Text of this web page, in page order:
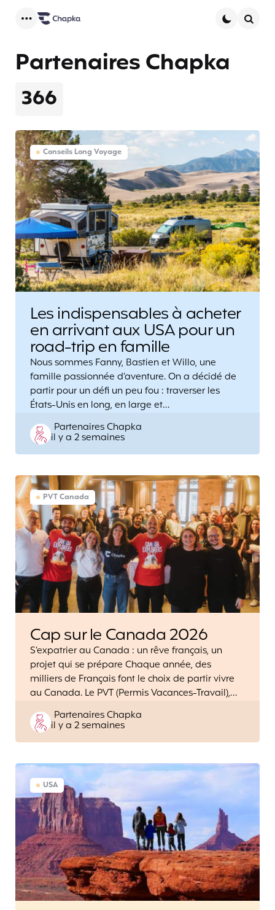
366
Partenaires Chapka
Conseils Long Voyage
Les indispensables à acheter
en arrivant aux USA pour un
road-trip en famille
Nous sommes Fanny, Bastien et Willo, une
famille passionnée d’aventure. On a décidé de
partir pour un défi un peu fou : traverser les
États-Unis en long, en large et…
Posted
by
Partenaires Chapka
il y a 2 semaines
PVT Canada
Cap sur le Canada 2026
S’expatrier au Canada : un rêve français, un
projet qui se prépare Chaque année, des
milliers de Français font le choix de partir vivre
au Canada. Le PVT (Permis Vacances-Travail),…
Posted
by
Partenaires Chapka
il y a 2 semaines
USA